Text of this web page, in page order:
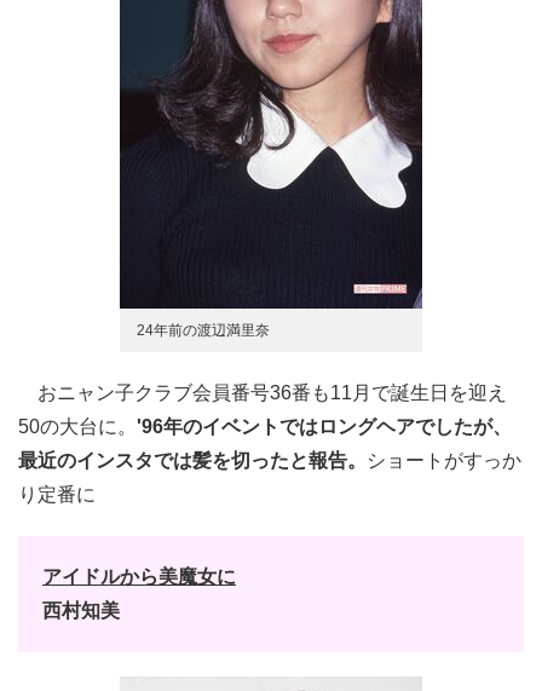
24年前の渡辺満里奈
おニャン子クラブ会員番号36番も11月で誕生日を迎え
50の大台に。 '96年のイベントではロングヘアでしたが、
最近のインスタでは髪を切ったと報告。
ショートがすっか
り定番に
アイドルから美魔女に
西村知美